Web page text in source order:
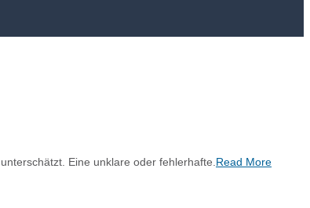
Eine unklare oder fehlerhafte. Read More